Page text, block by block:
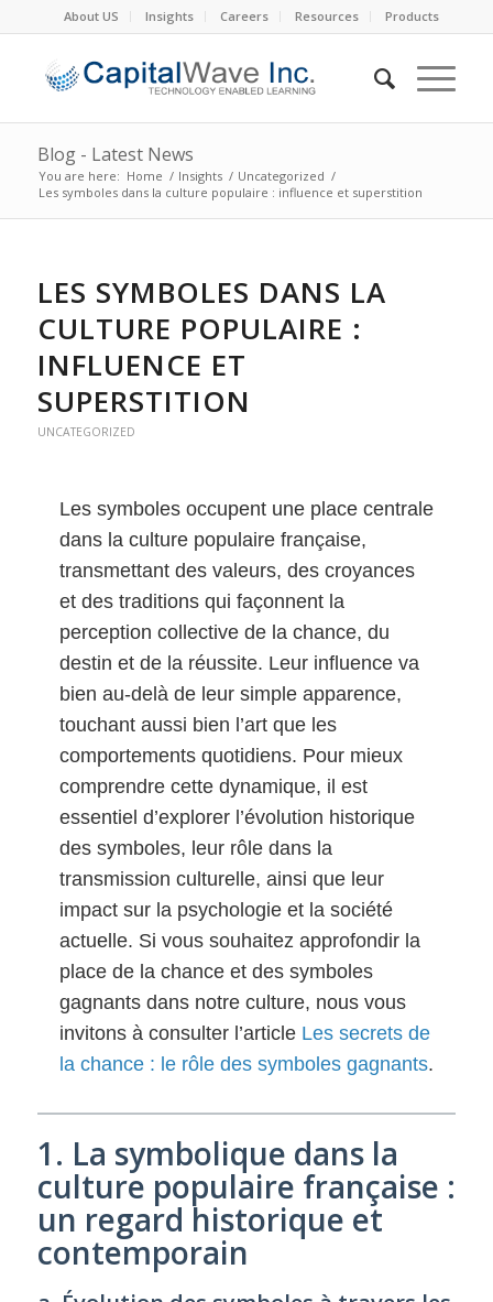
About US Insights Careers Resources Products
Blog - Latest News
You are here: Home / Insights / Uncategorized /
Les symboles dans la culture populaire : influence et superstition
LES SYMBOLES DANS LA
CULTURE POPULAIRE :
INFLUENCE ET
SUPERSTITION
UNCATEGORIZED
Les symboles occupent une place centrale
dans la culture populaire française,
transmettant des valeurs, des croyances
et des traditions qui façonnent la
perception collective de la chance, du
destin et de la réussite. Leur influence va
bien au-delà de leur simple apparence,
touchant aussi bien l’art que les
comportements quotidiens. Pour mieux
comprendre cette dynamique, il est
essentiel d’explorer l’évolution historique
des symboles, leur rôle dans la
transmission culturelle, ainsi que leur
impact sur la psychologie et la société
actuelle. Si vous souhaitez approfondir la
place de la chance et des symboles
gagnants dans notre culture, nous vous
invitons à consulter l’article Les secrets de
la chance : le rôle des symboles gagnants.
1. La symbolique dans la
culture populaire française :
un regard historique et
contemporain